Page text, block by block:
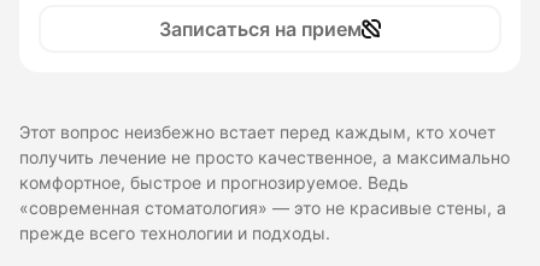
Записаться на прием
Этот вопрос неизбежно встает перед каждым, кто хочет
получить лечение не просто качественное, а максимально
комфортное, быстрое и прогнозируемое. Ведь
«современная стоматология» — это не красивые стены, а
прежде всего технологии и подходы.